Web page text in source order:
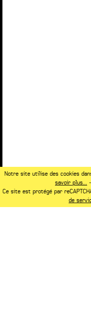
Notre site utilise des cookies
savoir plus...
-
Ce site est protégé par
de